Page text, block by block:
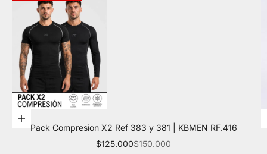
Elige opciones
Pack Compresion X2 Ref 383 y 381 | KBMEN RF.416
Precio de oferta
$125.000Precio normal
$150.000